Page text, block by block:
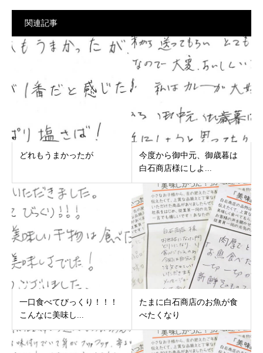
関連記事
どれもうまかったが
今度から御中元、御歳暮は
白石商店様にしよ...
一口食べてびっくり！！！
こんなに美味し...
たまに白石商店のお魚が食
べたくなり